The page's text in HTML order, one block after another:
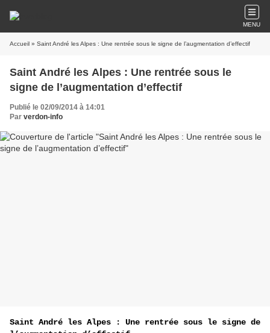
MENU
Accueil » Saint André les Alpes : Une rentrée sous le signe de l’augmentation d’effectif
Saint André les Alpes : Une rentrée sous le
signe de l’augmentation d’effectif
Publié le 02/09/2014 à 14:01
Par verdon-info
Saint André les Alpes : Une rentrée sous le signe de